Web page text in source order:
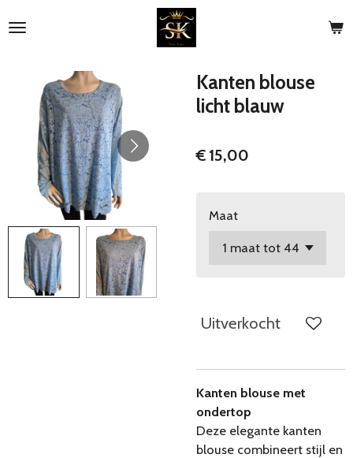
direct
hoofdinhoud
Kanten blouse
licht blauw
€ 15,00
Maat
Uitverkocht
Kanten blouse met
ondertop
Deze elegante kanten
blouse combineert stijl en